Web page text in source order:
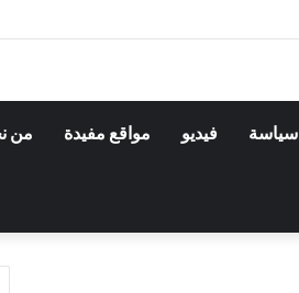
سياسة فيديو مواقع مفيدة من